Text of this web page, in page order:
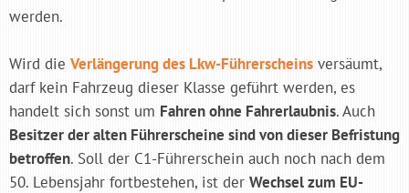
werden.
Wird die Verlängerung des Lkw-Führerscheins versäumt,
darf kein Fahrzeug dieser Klasse geführt werden, es
handelt sich sonst um Fahren ohne Fahrerlaubnis. Auch
Besitzer der alten Führerscheine sind von dieser Befristung
betroffen. Soll der C1-Führerschein auch noch nach dem
50. Lebensjahr fortbestehen, ist der Wechsel zum EU-